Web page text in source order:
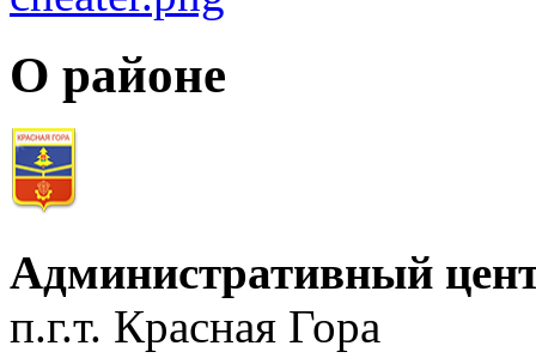
О районе
Административный
п.г.т. Красная Гора